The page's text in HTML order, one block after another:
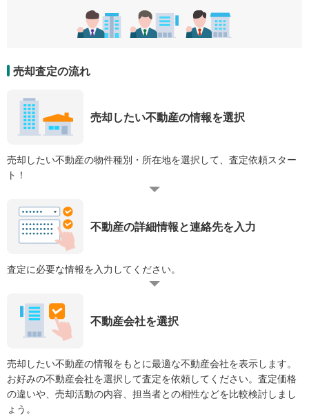
売却査定の流れ
売却したい不動産の情報を選択
売却したい不動産の物件種別・所在地を選択して、査定依頼スター
ト！
不動産の詳細情報と連絡先を入力
査定に必要な情報を入力してください。
不動産会社を選択
売却したい不動産の情報をもとに最適な不動産会社を表示します。
お好みの不動産会社を選択して査定を依頼してください。査定価格
の違いや、売却活動の内容、担当者との相性などを比較検討しまし
ょう。